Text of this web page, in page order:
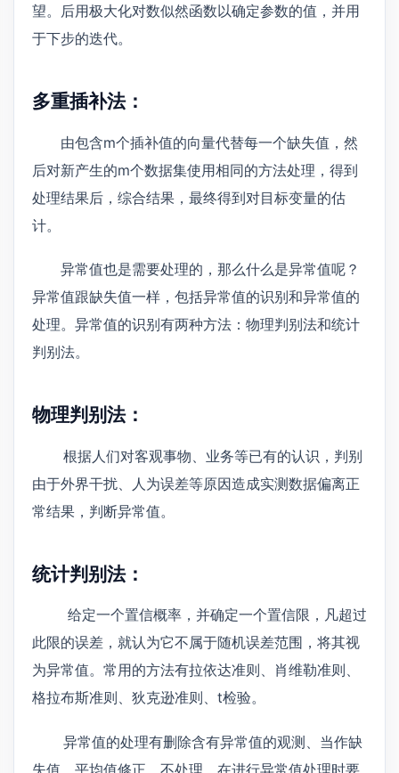
望。后用极大化对数似然函数以确定参数的值，并用
于下步的迭代。
多重插补法：
由包含m个插补值的向量代替每一个缺失值，然
后对新产生的m个数据集使用相同的方法处理，得到
处理结果后，综合结果，最终得到对目标变量的估
计。
异常值也是需要处理的，那么什么是异常值呢？
异常值跟缺失值一样，包括异常值的识别和异常值的
处理。异常值的识别有两种方法：物理判别法和统计
判别法。
物理判别法：
根据人们对客观事物、业务等已有的认识，判别
由于外界干扰、人为误差等原因造成实测数据偏离正
常结果，判断异常值。
统计判别法：
给定一个置信概率，并确定一个置信限，凡超过
此限的误差，就认为它不属于随机误差范围，将其视
为异常值。常用的方法有拉依达准则、肖维勒准则、
格拉布斯准则、狄克逊准则、t检验。
异常值的处理有删除含有异常值的观测、当作缺
失值、平均值修正、不处理。在进行异常值处理时要